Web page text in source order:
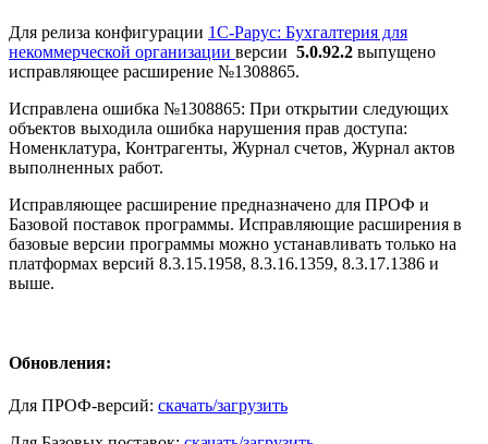
Для релиза конфигурации 1С-Рарус: Бухгалтерия для
некоммерческой организации версии 5.0.92.2 выпущено
исправляющее расширение №1308865.
Исправлена ошибка №1308865: При открытии следующих
объектов выходила ошибка нарушения прав доступа:
Номенклатура, Контрагенты, Журнал счетов, Журнал актов
выполненных работ.
Исправляющее расширение предназначено для ПРОФ и
Базовой поставок программы. Исправляющие расширения в
базовые версии программы можно устанавливать только на
платформах версий 8.3.15.1958, 8.3.16.1359, 8.3.17.1386 и
выше.
Обновления:
Для ПРОФ-версий: скачать/загрузить